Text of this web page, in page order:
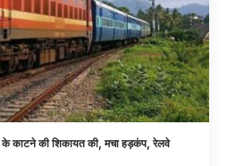
के काटने की शिकायत की, मचा हड़कंप, रेलवे